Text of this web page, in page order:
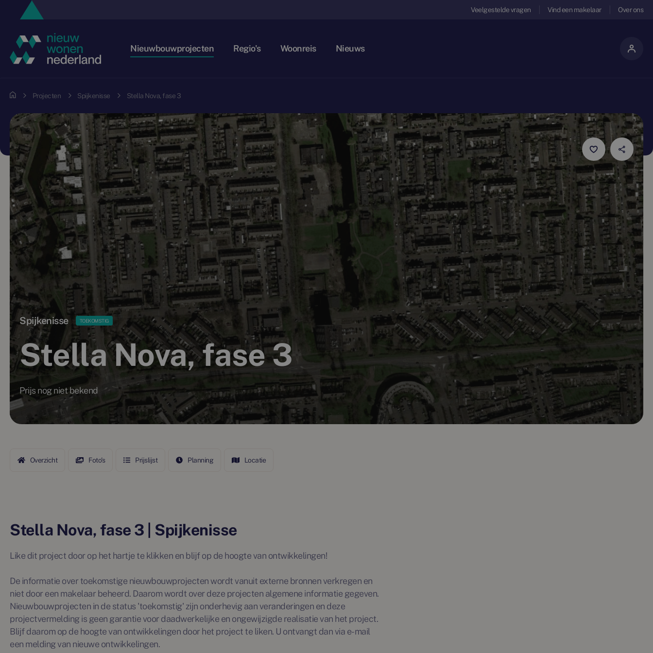
Veelgestelde vragen Vind een makelaar Over ons
Nieuwbouwprojecten Regio's Woonreis Nieuws
Projecten Spijkenisse Stella Nova, fase 3
Spijkenisse TOEKOMSTIG
Stella Nova, fase 3
Prijs nog niet bekend
Overzicht Foto's Prijslijst Planning Locatie
Stella Nova, fase 3 | Spijkenisse
Like dit project door op het hartje te klikken en blijf op de hoogte van ontwikkelingen!
De informatie over toekomstige nieuwbouwprojecten wordt vanuit externe bronnen verkregen en
niet door een makelaar beheerd. Daarom wordt over deze projecten algemene informatie gegeven.
Nieuwbouwprojecten in de status 'toekomstig' zijn onderhevig aan veranderingen en deze
projectvermelding is geen garantie voor daadwerkelijke en ongewijzigde realisatie van het project.
Blijf daarom op de hoogte van ontwikkelingen door het project te liken. U ontvangt dan via e-mail
een melding van nieuwe ontwikkelingen.